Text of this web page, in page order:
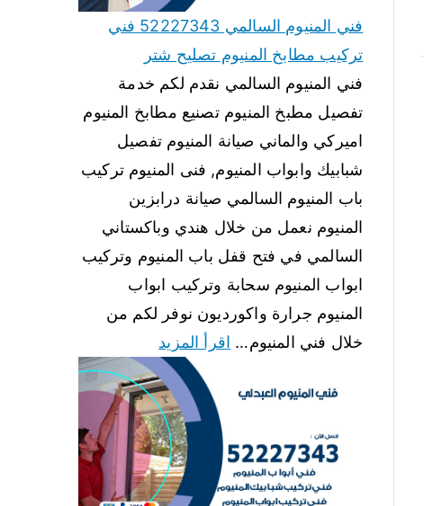
فني المنيوم السالمي 52227343 فني
تركيب مطابخ المنيوم تصليح شتر
فني المنيوم السالمي نقدم لكم خدمة
تفصيل مطبخ المنيوم تصنيع مطابخ المنيوم
اميركي والماني صيانة المنيوم تفصيل
شبابيك وابواب المنيوم, فنى المنيوم تركيب
باب المنيوم السالمي صيانة درابزين
المنيوم نعمل من خلال هندي وباكستاني
السالمي في فتح قفل باب المنيوم وتركيب
ابواب المنيوم سحابة وتركيب ابواب
المنيوم جرارة واكورديون نوفر لكم من
خلال فني المنيوم… اقرأ المزيد